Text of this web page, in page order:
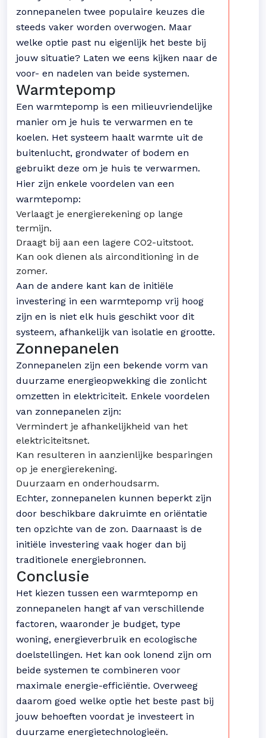
zonnepanelen twee populaire keuzes die
steeds vaker worden overwogen. Maar
welke optie past nu eigenlijk het beste bij
jouw situatie? Laten we eens kijken naar de
voor- en nadelen van beide systemen.
Warmtepomp
Een warmtepomp is een milieuvriendelijke
manier om je huis te verwarmen en te
koelen. Het systeem haalt warmte uit de
buitenlucht, grondwater of bodem en
gebruikt deze om je huis te verwarmen.
Hier zijn enkele voordelen van een
warmtepomp:
Verlaagt je energierekening op lange
termijn.
Draagt bij aan een lagere CO2-uitstoot.
Kan ook dienen als airconditioning in de
zomer.
Aan de andere kant kan de initiële
investering in een warmtepomp vrij hoog
zijn en is niet elk huis geschikt voor dit
systeem, afhankelijk van isolatie en grootte.
Zonnepanelen
Zonnepanelen zijn een bekende vorm van
duurzame energieopwekking die zonlicht
omzetten in elektriciteit. Enkele voordelen
van zonnepanelen zijn:
Vermindert je afhankelijkheid van het
elektriciteitsnet.
Kan resulteren in aanzienlijke besparingen
op je energierekening.
Duurzaam en onderhoudsarm.
Echter, zonnepanelen kunnen beperkt zijn
door beschikbare dakruimte en oriëntatie
ten opzichte van de zon. Daarnaast is de
initiële investering vaak hoger dan bij
traditionele energiebronnen.
Conclusie
Het kiezen tussen een warmtepomp en
zonnepanelen hangt af van verschillende
factoren, waaronder je budget, type
woning, energieverbruik en ecologische
doelstellingen. Het kan ook lonend zijn om
beide systemen te combineren voor
maximale energie-efficiëntie. Overweeg
daarom goed welke optie het beste past bij
jouw behoeften voordat je investeert in
duurzame energietechnologieën.